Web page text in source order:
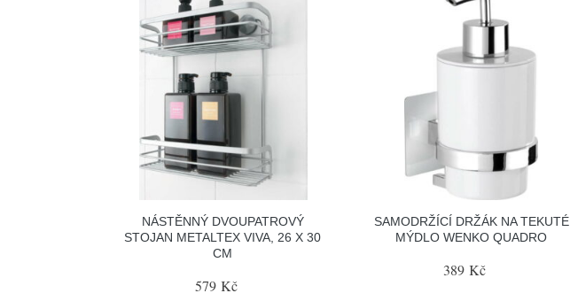
NÁSTĚNNÝ DVOUPATROVÝ
STOJAN METALTEX VIVA, 26 X 30
CM
579 Kč
SAMODRŽÍCÍ DRŽÁK NA TEKUTÉ
MÝDLO WENKO QUADRO
389 Kč